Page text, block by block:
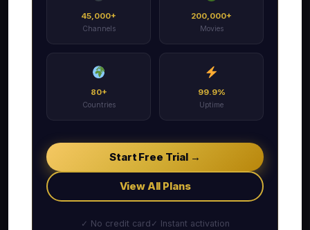
45,000+
Channels
200,000+
Movies
80+
Countries
99.9%
Uptime
Start Free Trial →
View All Plans
✓ No credit card ✓ Instant activation